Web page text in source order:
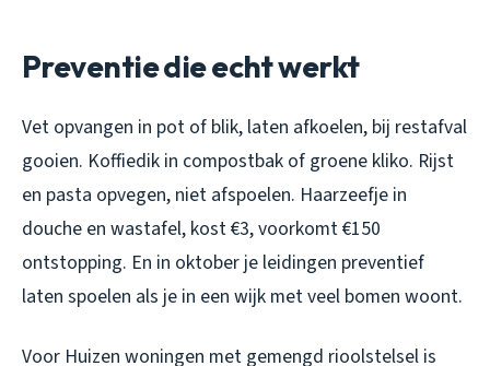
Preventie die echt werkt
Vet opvangen in pot of blik, laten afkoelen, bij restafval
gooien. Koffiedik in compostbak of groene kliko. Rijst
en pasta opvegen, niet afspoelen. Haarzeefje in
douche en wastafel, kost €3, voorkomt €150
ontstopping. En in oktober je leidingen preventief
laten spoelen als je in een wijk met veel bomen woont.
Voor Huizen woningen met gemengd rioolstelsel is